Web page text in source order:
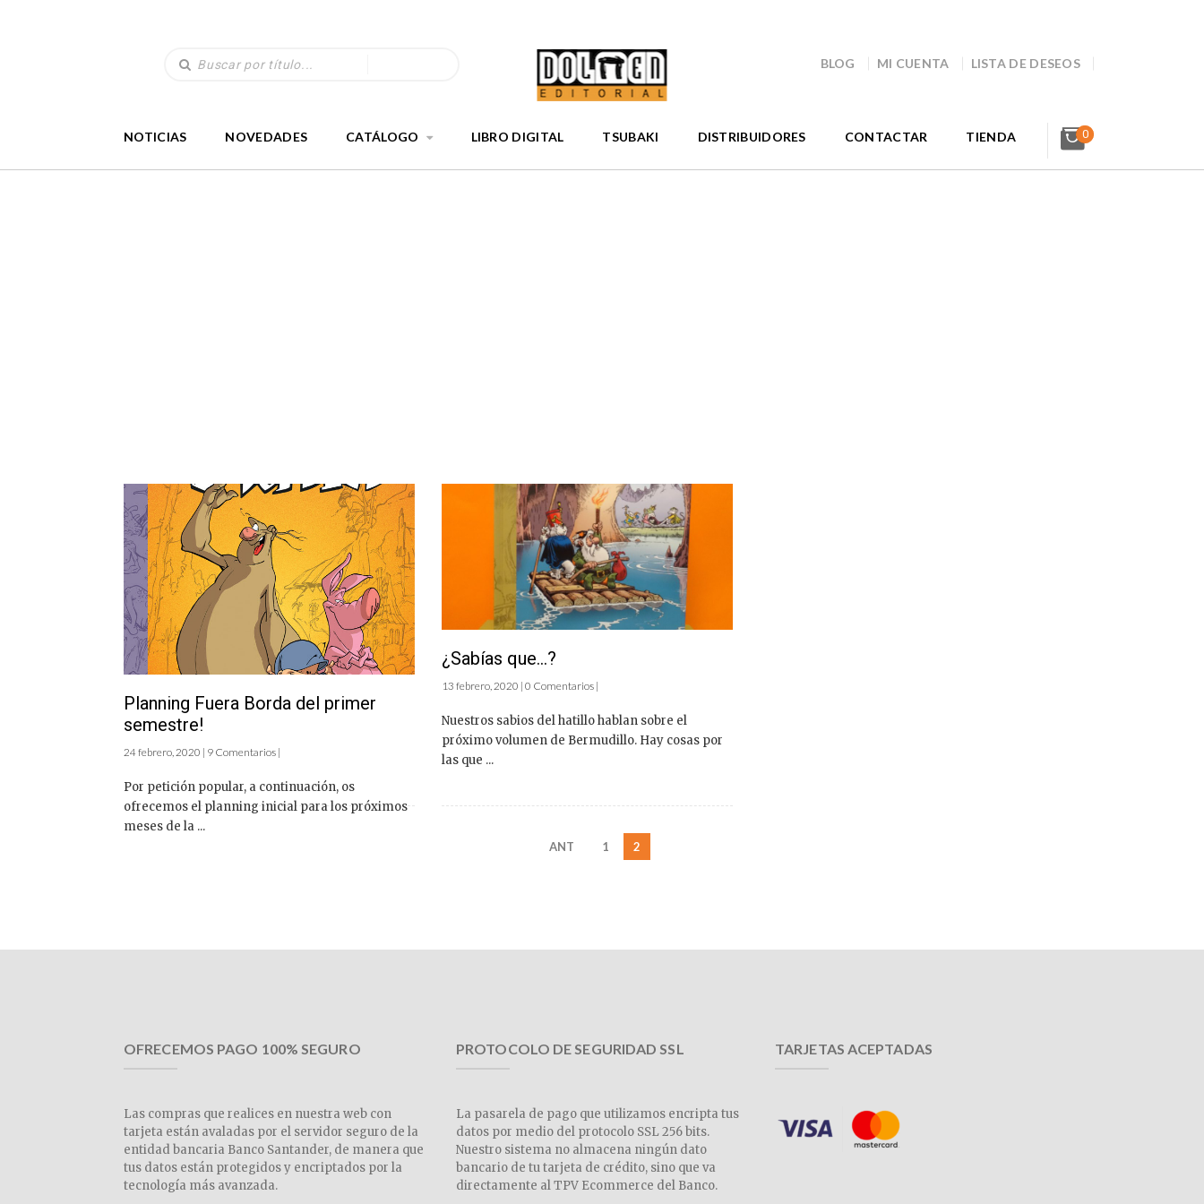
BLOG MI CUENTA LISTA DE DESEOS
NOTICIAS NOVEDADES CATÁLOGO LIBRO DIGITAL TSUBAKI DISTRIBUIDORES CONTACTAR TIENDA 0
Planning Fuera Borda del primer
semestre!
24 febrero, 2020 | 9 Comentarios |
Por petición popular, a continuación, os
ofrecemos el planning inicial para los próximos
meses de la ...
¿Sabías que…?
13 febrero, 2020 | 0 Comentarios |
Nuestros sabios del hatillo hablan sobre el
próximo volumen de Bermudillo. Hay cosas por
las que ...
ANT 1 2
OFRECEMOS PAGO 100% SEGURO
Las compras que realices en nuestra web con
tarjeta están avaladas por el servidor seguro de la
entidad bancaria Banco Santander, de manera que
tus datos están protegidos y encriptados por la
tecnología más avanzada.
PROTOCOLO DE SEGURIDAD SSL
La pasarela de pago que utilizamos encripta tus
datos por medio del protocolo SSL 256 bits.
Nuestro sistema no almacena ningún dato
bancario de tu tarjeta de crédito, sino que va
directamente al TPV Ecommerce del Banco.
TARJETAS ACEPTADAS